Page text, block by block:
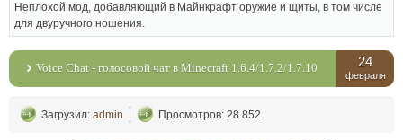
Неплохой мод, добавляющий в Майнкрафт оружие и щиты, в том числе
для двуручного ношения.
Voice Chat - голосовой чат в Minecraft 1.6.4/1.7.2/1.7.10 24
февраля
Загрузил: admin Просмотров: 28 852